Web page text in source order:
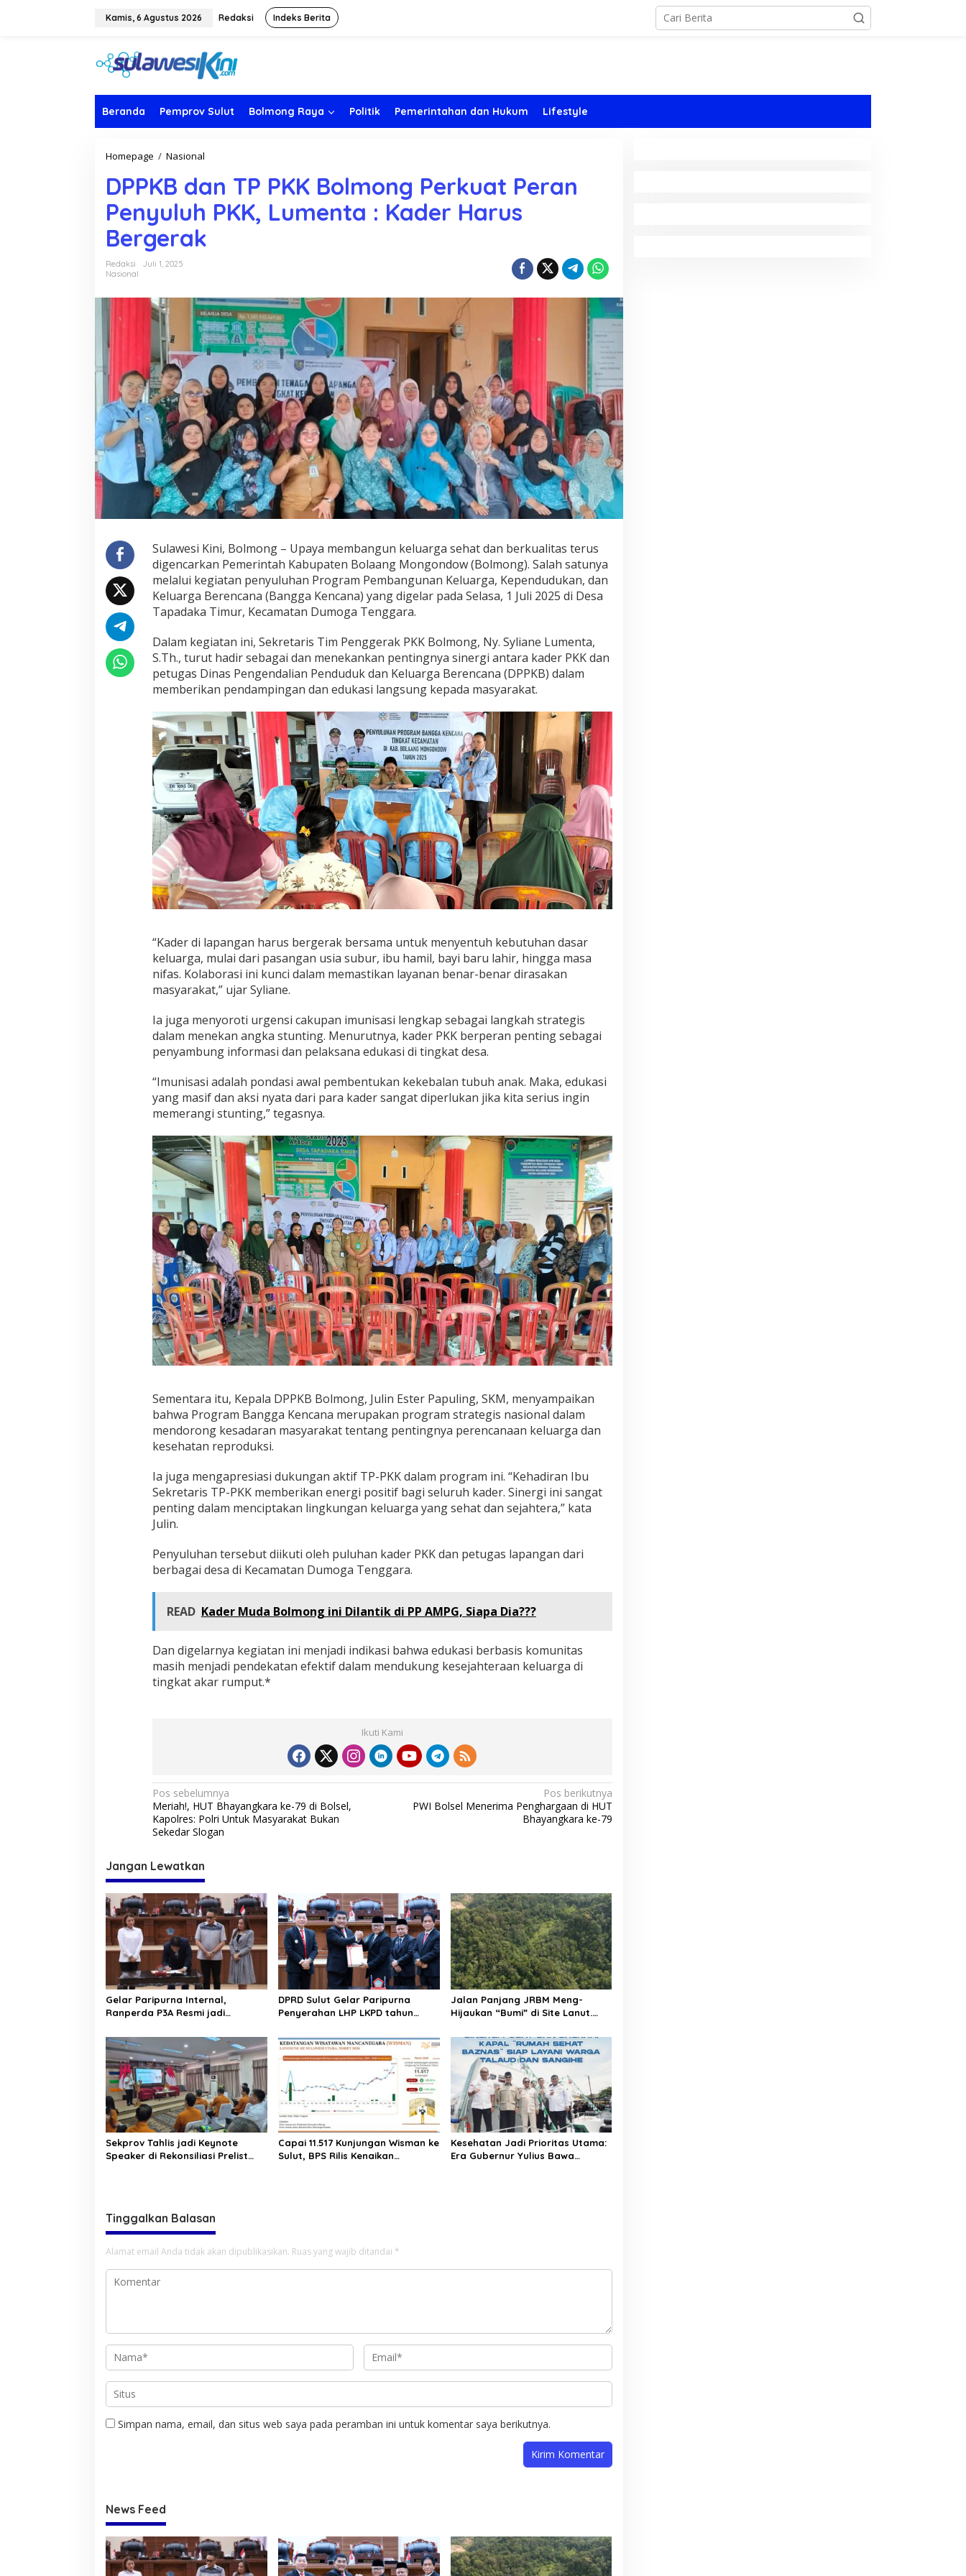
Kamis, 6 Agustus 2026 Redaksi Indeks Berita
Beranda Pemprov Sulut Bolmong Raya Politik Pemerintahan dan Hukum Lifestyle
Homepage / Nasional
P
K
a
n
K
K
B
o
l
o
n
g
P
e
r
t
P
e
a
n
P
e
n
y
u
h
P
K
,
L
u
m
n
t
a
:
K
a
r
H
a
s
B
e
g
r
a
k
DPPKB dan TP PKK Bolmong Perkuat Peran
Penyuluh PKK, Lumenta : Kader Harus
Bergerak
Redaksi
Juli 1, 2025
Nasional
Sulawesi Kini, Bolmong – Upaya membangun keluarga sehat dan berkualitas terus
digencarkan Pemerintah Kabupaten Bolaang Mongondow (Bolmong). Salah satunya
melalui kegiatan penyuluhan Program Pembangunan Keluarga, Kependudukan, dan
Keluarga Berencana (Bangga Kencana) yang digelar pada Selasa, 1 Juli 2025 di Desa
Tapadaka Timur, Kecamatan Dumoga Tenggara.
Dalam kegiatan ini, Sekretaris Tim Penggerak PKK Bolmong, Ny. Syliane Lumenta,
S.Th., turut hadir sebagai dan menekankan pentingnya sinergi antara kader PKK dan
petugas Dinas Pengendalian Penduduk dan Keluarga Berencana (DPPKB) dalam
memberikan pendampingan dan edukasi langsung kepada masyarakat.
“Kader di lapangan harus bergerak bersama untuk menyentuh kebutuhan dasar
keluarga, mulai dari pasangan usia subur, ibu hamil, bayi baru lahir, hingga masa
nifas. Kolaborasi ini kunci dalam memastikan layanan benar-benar dirasakan
masyarakat,” ujar Syliane.
Ia juga menyoroti urgensi cakupan imunisasi lengkap sebagai langkah strategis
dalam menekan angka stunting. Menurutnya, kader PKK berperan penting sebagai
penyambung informasi dan pelaksana edukasi di tingkat desa.
“Imunisasi adalah pondasi awal pembentukan kekebalan tubuh anak. Maka, edukasi
yang masif dan aksi nyata dari para kader sangat diperlukan jika kita serius ingin
memerangi stunting,” tegasnya.
Sementara itu, Kepala DPPKB Bolmong, Julin Ester Papuling, SKM, menyampaikan
bahwa Program Bangga Kencana merupakan program strategis nasional dalam
mendorong kesadaran masyarakat tentang pentingnya perencanaan keluarga dan
kesehatan reproduksi.
Ia juga mengapresiasi dukungan aktif TP-PKK dalam program ini. “Kehadiran Ibu
Sekretaris TP-PKK memberikan energi positif bagi seluruh kader. Sinergi ini sangat
penting dalam menciptakan lingkungan keluarga yang sehat dan sejahtera,” kata
Julin.
Penyuluhan tersebut diikuti oleh puluhan kader PKK dan petugas lapangan dari
berbagai desa di Kecamatan Dumoga Tenggara.
READ Kader Muda Bolmong ini Dilantik di PP AMPG, Siapa Dia???
Dan digelarnya kegiatan ini menjadi indikasi bahwa edukasi berbasis komunitas
masih menjadi pendekatan efektif dalam mendukung kesejahteraan keluarga di
tingkat akar rumput.*
Ikuti Kami
N
a
v
i
g
a
s
i
p
o
s
Pos sebelumnya
Meriah!, HUT Bhayangkara ke-79 di Bolsel,
Kapolres: Polri Untuk Masyarakat Bukan
Sekedar Slogan
Pos berikutnya
PWI Bolsel Menerima Penghargaan di HUT
Bhayangkara ke-79
Jangan Lewatkan
Gelar Paripurna Internal,
Ranperda P3A Resmi jadi
DPRD Sulut Gelar Paripurna
Penyerahan LHP LKPD tahun
Jalan Panjang JRBM Meng-
Hijaukan “Bumi” di Site Lanut.
Ilegal Mining
Sekprov Tahlis jadi Keynote
Speaker di Rekonsiliasi Prelist
Capai 11.517 Kunjungan Wisman ke
Sulut, BPS Rilis Kenaikan
Kesehatan Jadi Prioritas Utama:
Era Gubernur Yulius Bawa
Tinggalkan Balasan
Alamat email Anda tidak akan dipublikasikan. Ruas yang wajib ditandai *
Simpan nama, email, dan situs web saya pada peramban ini untuk komentar saya berikutnya.
News Feed